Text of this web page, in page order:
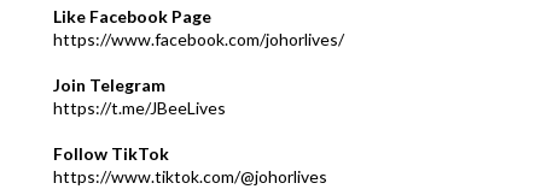
Like Facebook Page
https://www.facebook.com/johorlives/
Join Telegram
https://t.me/JBeeLives
Follow TikTok
https://www.tiktok.com/@johorlives